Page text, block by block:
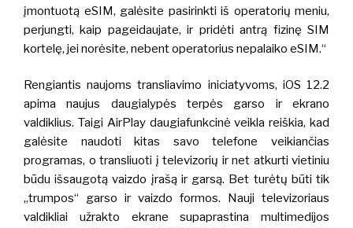
įmontuotą eSIM, galėsite pasirinkti iš operatorių meniu,
perjungti, kaip pageidaujate, ir pridėti antrą fizinę SIM
kortelę, jei norėsite, nebent operatorius nepalaiko eSIM.“
Rengiantis naujoms transliavimo iniciatyvoms, iOS 12.2
apima naujus daugialypės terpės garso ir ekrano
valdiklius. Taigi AirPlay daugiafunkcinė veikla reiškia, kad
galėsite naudoti kitas savo telefone veikiančias
programas, o transliuoti į televizorių ir net atkurti vietiniu
būdu išsaugotą vaizdo įrašą ir garsą. Bet turėtų būti tik
„trumpos“ garso ir vaizdo formos. Nauji televizoriaus
valdikliai užrakto ekrane supaprastina multimedijos